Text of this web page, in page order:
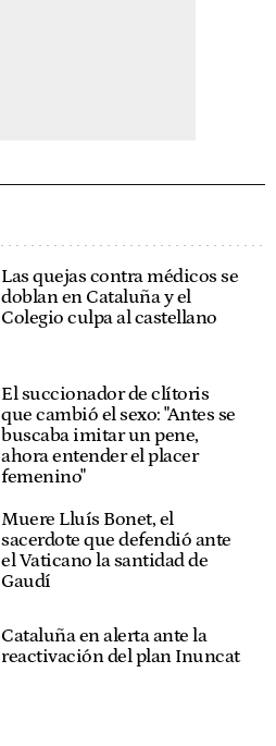
Las quejas contra médicos se
doblan en Cataluña y el
Colegio culpa al castellano
El succionador de clítoris
que cambió el sexo: "Antes se
buscaba imitar un pene,
ahora entender el placer
femenino"
Muere Lluís Bonet, el
sacerdote que defendió ante
el Vaticano la santidad de
Gaudí
Cataluña en alerta ante la
reactivación del plan Inuncat